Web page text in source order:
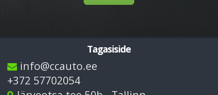
Tagasiside
info@ccauto.ee
+372 57702054